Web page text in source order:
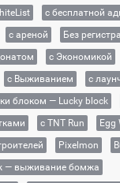
с бесплатной
с ареной
Без
с Экономикой
с Выживанием с
блоком — Lucky block
с TNT Run Egg
Pixelmon
— выживание бомжа